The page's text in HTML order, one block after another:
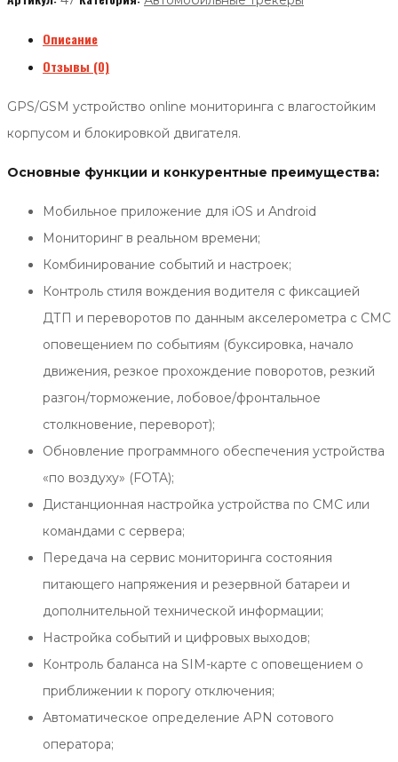
Описание
Отзывы (0)
GPS/GSM устройство online мониторинга с влагостойким
корпусом и блокировкой двигателя.
Основные функции и конкурентные преимущества:
Мобильное приложение для iOS и Android
Мониторинг в реальном времени;
Комбинирование событий и настроек;
Контроль стиля вождения водителя с фиксацией
ДТП и переворотов по данным акселерометра с СМС
оповещением по событиям (буксировка, начало
движения, резкое прохождение поворотов, резкий
разгон/торможение, лобовое/фронтальное
столкновение, переворот);
Обновление программного обеспечения устройства
«по воздуху» (FOTA);
Дистанционная настройка устройства по СМС или
командами с сервера;
Передача на сервис мониторинга состояния
питающего напряжения и резервной батареи и
дополнительной технической информации;
Настройка событий и цифровых выходов;
Контроль баланса на SIM-карте с оповещением о
приближении к порогу отключения;
Автоматическое определение APN сотового
оператора;